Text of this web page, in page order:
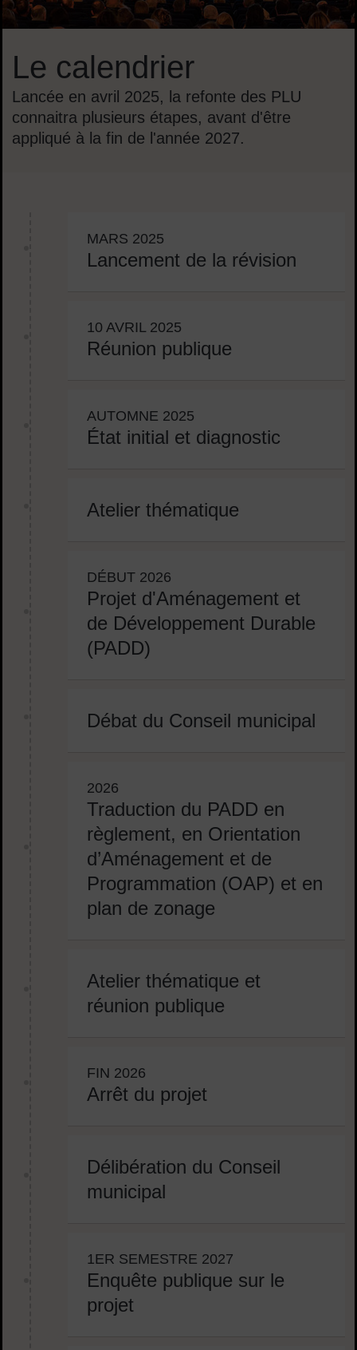
Le calendrier
Lancée en avril 2025, la refonte des PLU
connaitra plusieurs étapes, avant d'être
appliqué à la fin de l'année 2027.
MARS 2025
Lancement de la révision
10 AVRIL 2025
Réunion publique
AUTOMNE 2025
État initial et diagnostic
Atelier thématique
DÉBUT 2026
Projet d'Aménagement et
de Développement Durable
(PADD)
Débat du Conseil municipal
2026
Traduction du PADD en
règlement, en Orientation
d’Aménagement et de
Programmation (OAP) et en
plan de zonage
Atelier thématique et
réunion publique
FIN 2026
Arrêt du projet
Délibération du Conseil
municipal
1ER SEMESTRE 2027
Enquête publique sur le
projet